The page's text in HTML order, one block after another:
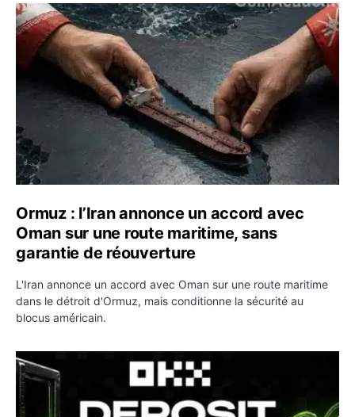
Ormuz : l’Iran annonce un accord avec Oman sur une
Ormuz : l’Iran annonce un accord avec
Oman sur une route maritime, sans
garantie de réouverture
L'Iran annonce un accord avec Oman sur une route maritime
dans le détroit d'Ormuz, mais conditionne la sécurité au
blocus américain.
OKX relance une campagne Deposit Bonus : jusqu’à 5